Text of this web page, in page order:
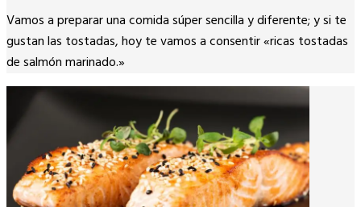
Copy
Link
Vamos a preparar una comida súper sencilla y diferente; y si te
gustan las tostadas, hoy te vamos a consentir «ricas tostadas
de salmón marinado.»